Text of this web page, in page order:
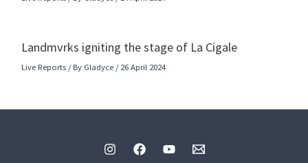
Landmvrks igniting the stage of La Cigale
Live Reports / By Gladyce /26 April 2024